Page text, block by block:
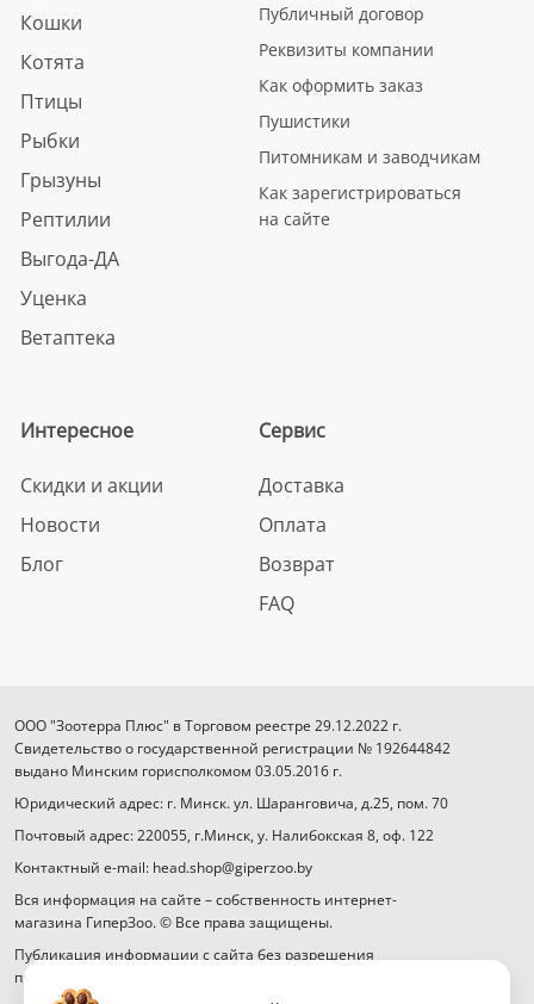
Кошки
Котята
Птицы
Рыбки
Грызуны
Рептилии
Выгода-ДА
Уценка
Ветаптека
Публичный договор
Реквизиты компании
Как оформить заказ
Пушистики
Питомникам и заводчикам
Как зарегистрироваться
на сайте
Интересное
Скидки и акции
Новости
Блог
Сервис
Доставка
Оплата
Возврат
FAQ
ООО "Зоотерра Плюс" в Торговом реестре 29.12.2022 г.
Свидетельство о государственной регистрации № 192644842
выдано Минским горисполкомом 03.05.2016 г.
Юридический адрес: г. Минск. ул. Шаранговича, д.25, пом. 70
Почтовый адрес: 220055, г.Минск, у. Налибокская 8, оф. 122
Контактный e-mail: head.shop@giperzoo.by
Вся информация на сайте – собственность интернет-
магазина ГиперЗоо. © Все права защищены.
Публикация информации с сайта без разрешения
правообладателя запрещена.